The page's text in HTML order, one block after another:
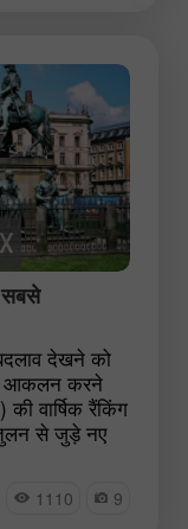
देखने को
आकलन करने
वार्षिक रैंकिंग
से जुड़े नए
1110 9